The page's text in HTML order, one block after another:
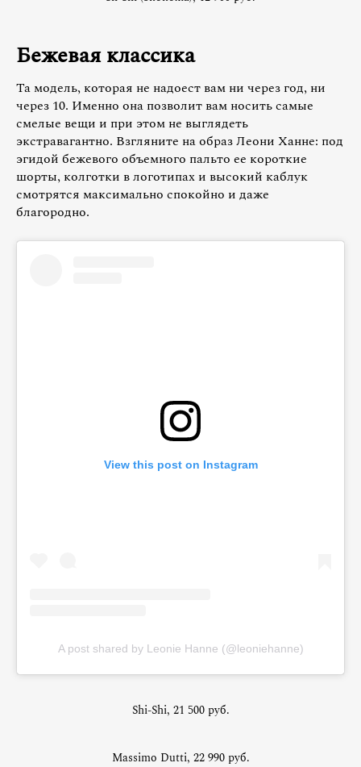
Бежевая классика
Та модель, которая не надоест вам ни через год, ни
через 10. Именно она позволит вам носить самые
смелые вещи и при этом не выглядеть
экстравагантно. Взгляните на образ Леони Ханне: под
эгидой бежевого объемного пальто ее короткие
шорты, колготки в логотипах и высокий каблук
смотрятся максимально спокойно и даже
благородно.
View this post on Instagram
A post shared by Leonie Hanne (@leoniehanne)
Shi-Shi, 21 500 руб.
Massimo Dutti, 22 990 руб.